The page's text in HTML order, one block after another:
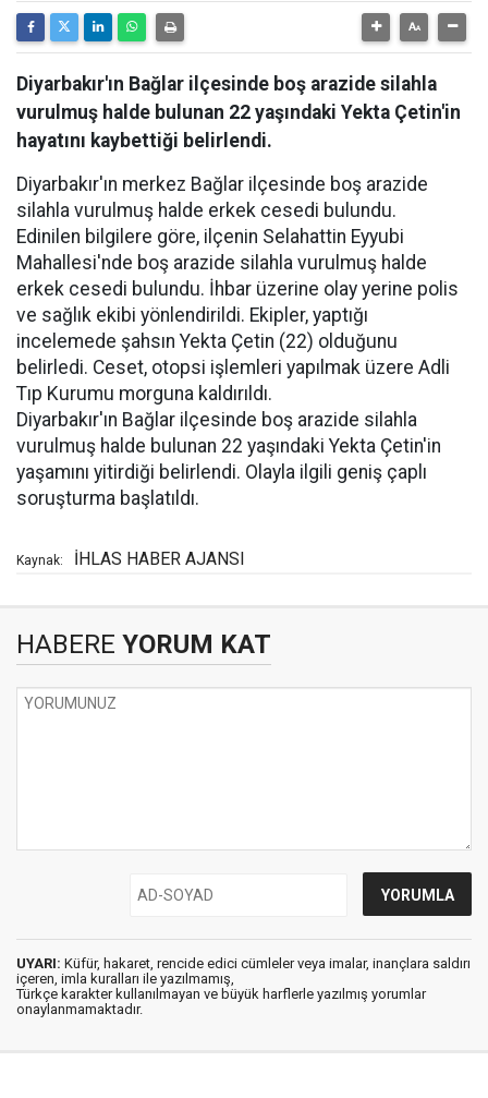
Diyarbakır'ın Bağlar ilçesinde boş arazide silahla
vurulmuş halde bulunan 22 yaşındaki Yekta Çetin'in
hayatını kaybettiği belirlendi.
Diyarbakır'ın merkez Bağlar ilçesinde boş arazide
silahla vurulmuş halde erkek cesedi bulundu.
Edinilen bilgilere göre, ilçenin Selahattin Eyyubi
Mahallesi'nde boş arazide silahla vurulmuş halde
erkek cesedi bulundu. İhbar üzerine olay yerine polis
ve sağlık ekibi yönlendirildi. Ekipler, yaptığı
incelemede şahsın Yekta Çetin (22) olduğunu
belirledi. Ceset, otopsi işlemleri yapılmak üzere Adli
Tıp Kurumu morguna kaldırıldı.
Diyarbakır'ın Bağlar ilçesinde boş arazide silahla
vurulmuş halde bulunan 22 yaşındaki Yekta Çetin'in
yaşamını yitirdiği belirlendi. Olayla ilgili geniş çaplı
soruşturma başlatıldı.
Kaynak: İHLAS HABER AJANSI
HABERE YORUM KAT
UYARI: Küfür, hakaret, rencide edici cümleler veya imalar, inançlara saldırı
içeren, imla kuralları ile yazılmamış,
Türkçe karakter kullanılmayan ve büyük harflerle yazılmış yorumlar
onaylanmamaktadır.